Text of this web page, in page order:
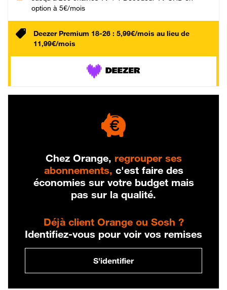
option à 5€/mois
Deezer Premium 18-26 : 5,99€/mois au lieu de
11,99€/mois
Chez Orange, regrouper ses
abonnements, c'est faire des
économies sur votre budget mais
pas sur la qualité.
Déjà client Orange ou Sosh ?
Identifiez-vous pour voir vos remises
S'identifier